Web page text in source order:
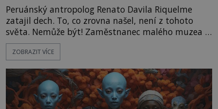
Peruánský antropolog Renato Davila Riquelme
zatajil dech. To, co zrovna našel, není z tohoto
světa. Nemůže být! Zaměstnanec malého muzea v
peruánském městečku Andahuaylillas nedaleko
legendárního Cuzca pomalu sestupuje z posvátné
Právě nalezl ostatky dvou mimozemšťanů! Vědci
nad nálezem kroutí hlavou. Už na
ZOBRAZIT VÍCE